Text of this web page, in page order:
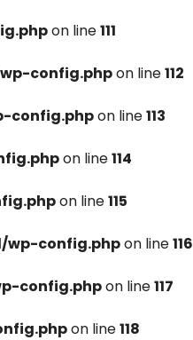
on line111
config.phpon line112
config.phpon line113
on line114
on line115
wp-config.phpon line116
config.phpon line117
on line118